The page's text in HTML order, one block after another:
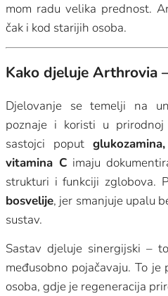
mom radu velika prednost.
čak i kod starijih osoba.
Kako djeluje Arthrovia
Djelovanje se temelji na
poznaje i koristi u
sastojci poput
vitamina C imaju
strukturi i funkciji zglobova.
bosvelije, jer smanjuje upalu
sustav.
Sastav djeluje sinergijski –
međusobno pojačavaju. To
osoba, gdje je regeneracija